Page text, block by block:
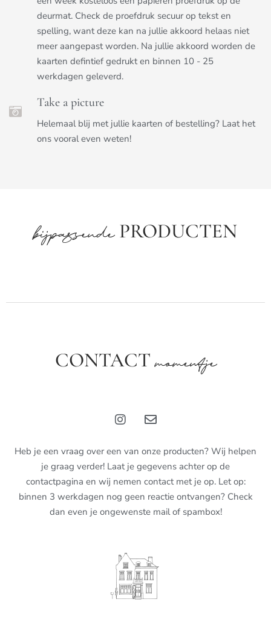
deurmat. Check de proefdruk secuur op tekst en
spelling, want deze kan na jullie akkoord helaas niet
meer aangepast worden. Na jullie akkoord worden de
kaarten defintief gedrukt en binnen 10 - 25
werkdagen geleverd.
Take a picture
Helemaal blij met jullie kaarten of bestelling? Laat het
ons vooral even weten!
bijpassendePRODUCTEN
CONTACTmomentje
Heb je een vraag over een van onze producten? Wij helpen
je graag verder! Laat je gegevens achter op de
contactpagina en wij nemen contact met je op. Let op:
binnen 3 werkdagen nog geen reactie ontvangen? Check
dan even je ongewenste mail of spambox!